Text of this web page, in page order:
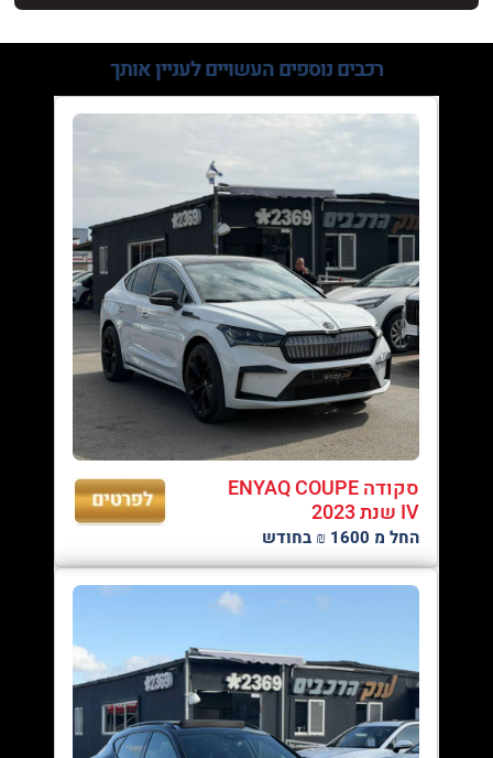
רכבים נוספיםהעשויים לעניין אותך
סקודה ENYAQ COUPE
IV שנת 2023
החל מ 1600 ₪ בחודש